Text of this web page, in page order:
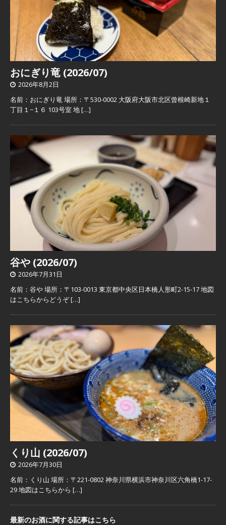
おにぎり竜 (2026/07)
2026年8月2日
名前：おにぎり竜 場所：〒530-0002 大阪府大阪市北区曾根崎新地１
丁目１−１６ 103号室 地[…]
谷や (2026/07)
2026年7月31日
名前：谷や 場所：〒103-0013 東京都中央区日本橋人形町2-15-17 地図
はこちらからどうぞ[…]
くり山 (2026/07)
2026年7月30日
名前：くり山 場所：〒221-0802 神奈川県横浜市神奈川区六角橋1-17-
29 地図はこちらから […]
最新のお酒に関する記事はこちら